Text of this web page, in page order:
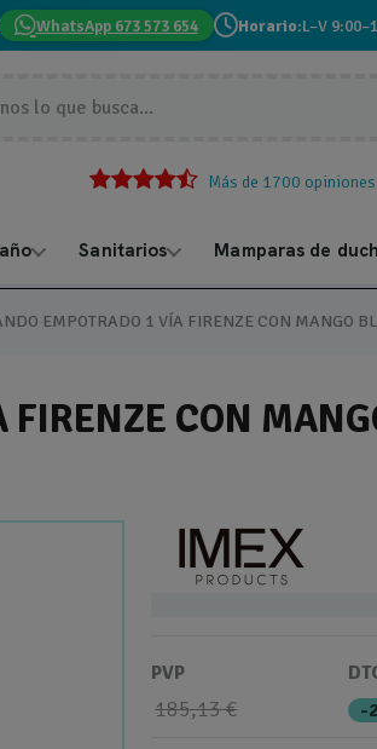
WhatsApp 673 573 654 Horario:L–V
Más de 1700
Sanitarios Mamparas de
EMPOTRADO 1 VÍA FIRENZE CON MANGO
CON
PVP
185,13 €
-